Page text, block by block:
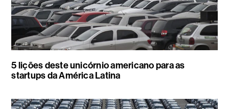
5 lições deste unicórnio americano para as
startups da América Latina